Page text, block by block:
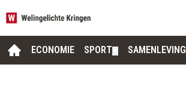
ECONOMIE SPORT SAMENLEVING